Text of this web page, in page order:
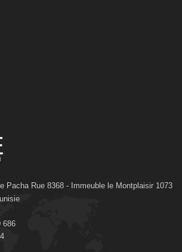
Pacha Rue 8368 - Immeuble le Montplaisir 1073
686